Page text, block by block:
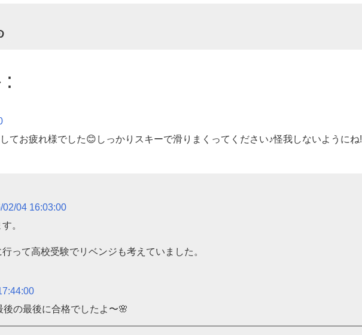
:
てお疲れ様でした😊しっかりスキーで滑りまくってください♪怪我しないようにね!
02/04 16:03:00
。
って高校受験でリベンジも考えていました。
後の最後に合格でしたよ〜🌸